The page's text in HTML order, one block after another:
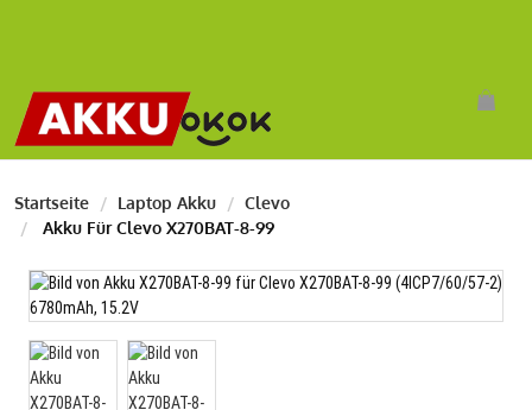
Startseite Laptop Akku
Clevo
Akku Für Clevo X270BAT-8-99